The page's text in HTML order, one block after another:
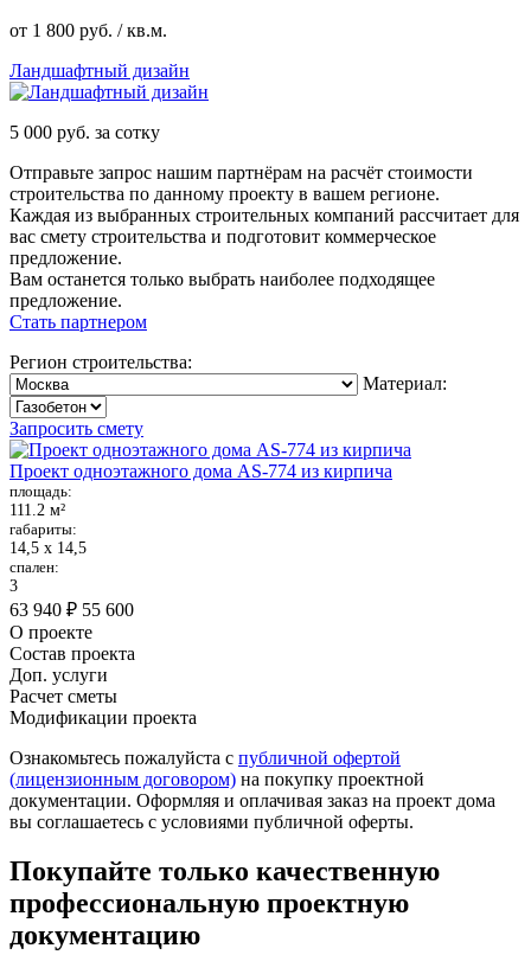
от 1 800 руб. / кв.м.
Ландшафтный дизайн
5 000 руб. за сотку
Отправьте запрос нашим партнёрам на расчёт стоимости
строительства по данному проекту в вашем регионе.
Каждая из выбранных строительных компаний рассчитает для
вас смету строительства и подготовит коммерческое
предложение.
Вам останется только выбрать наиболее подходящее
предложение.
Стать партнером
Регион строительства:
Материал:
Запросить смету
Проект одноэтажного дома AS-774 из кирпича
площадь:
111.2 м²
габариты:
14,5 х 14,5
спален:
3
63 940 ₽ 55 600
О проекте
Состав проекта
Доп. услуги
Расчет сметы
Модификации проекта
Ознакомьтесь пожалуйста с публичной офертой
(лицензионным договором) на покупку проектной
документации. Оформляя и оплачивая заказ на проект дома
вы соглашаетесь с условиями публичной оферты.
Покупайте только качественную
профессиональную проектную
документацию